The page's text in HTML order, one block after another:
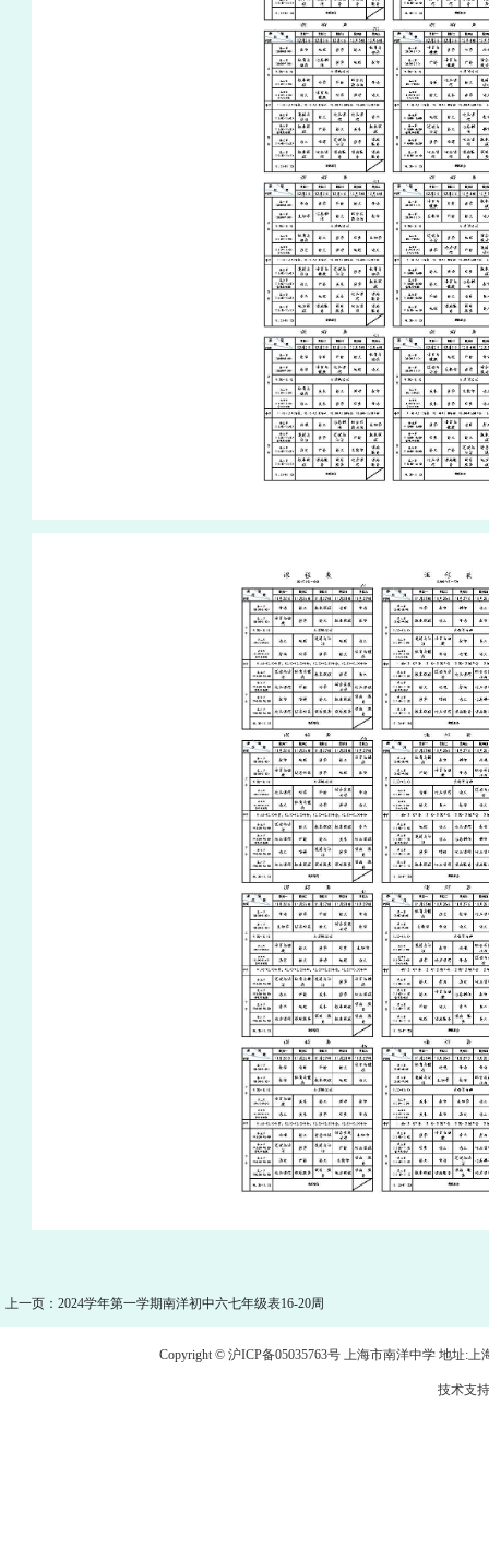
上一页：2024学年第一学期南洋初中六七年级表16-20周
Copyright © 沪ICP备05035763号 上海市南洋中学 地址:上
技术支